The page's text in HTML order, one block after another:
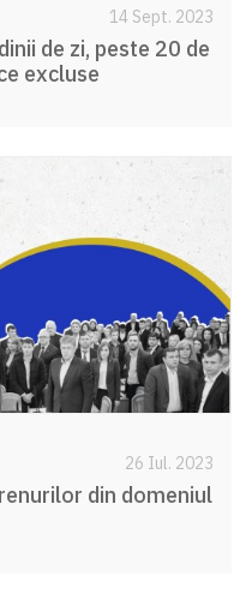
14 Sept. 2023
de zi, peste 20 de
excluse
26 Iul. 2023
din domeniul